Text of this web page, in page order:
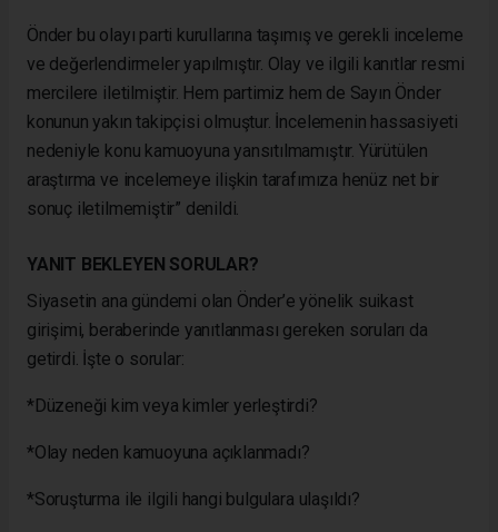
Önder bu olayı parti kurullarına taşımış ve gerekli inceleme
ve değerlendirmeler yapılmıştır. Olay ve ilgili kanıtlar resmi
mercilere iletilmiştir. Hem partimiz hem de Sayın Önder
konunun yakın takipçisi olmuştur. İncelemenin hassasiyeti
nedeniyle konu kamuoyuna yansıtılmamıştır. Yürütülen
araştırma ve incelemeye ilişkin tarafımıza henüz net bir
sonuç iletilmemiştir” denildi.
YANIT BEKLEYEN SORULAR?
Siyasetin ana gündemi olan Önder’e yönelik suikast
girişimi, beraberinde yanıtlanması gereken soruları da
getirdi. İşte o sorular:
*Düzeneği kim veya kimler yerleştirdi?
*Olay neden kamuoyuna açıklanmadı?
*Soruşturma ile ilgili hangi bulgulara ulaşıldı?